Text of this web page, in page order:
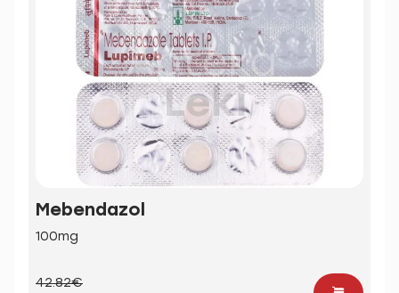
Mebendazol
100mg
42.82€